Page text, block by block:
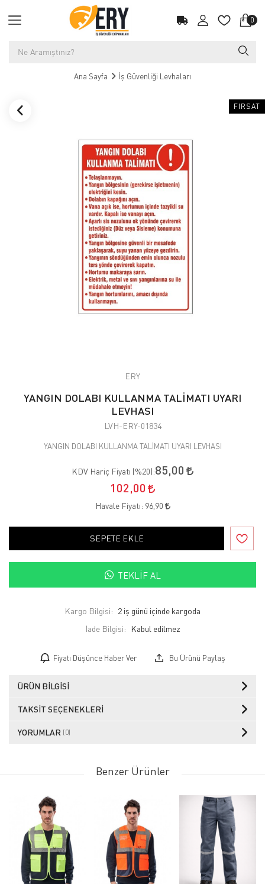
0
Ana Sayfa İş Güvenliği Levhaları
FIRSAT
ERY
YANGIN DOLABI KULLANMA TALİMATI UYARI
LEVHASI
LVH-ERY-01834
YANGIN DOLABI KULLANMA TALİMATI UYARI LEVHASI
KDV Hariç Fiyatı (%20):85,00
102,00
Havale Fiyatı: 96,90
SEPETE EKLE
TEKLIF AL
Kargo Bilgisi: 2 iş günü içinde kargoda
İade Bilgisi:
Fiyatı Düşünce Haber Ver Bu Ürünü Paylaş
ÜRÜN BILGISI
TAKSIT SEÇENEKLERI
YORUMLAR (0)
Benzer Ürünler